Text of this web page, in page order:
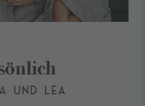
UND LEA